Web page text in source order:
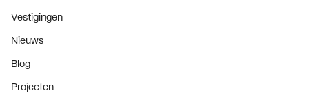
Vestigingen
Nieuws
Blog
Projecten